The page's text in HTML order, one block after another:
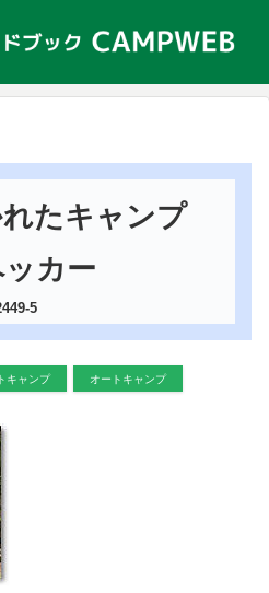
たキャンプ
カー
5
キャンプ オートキャンプ